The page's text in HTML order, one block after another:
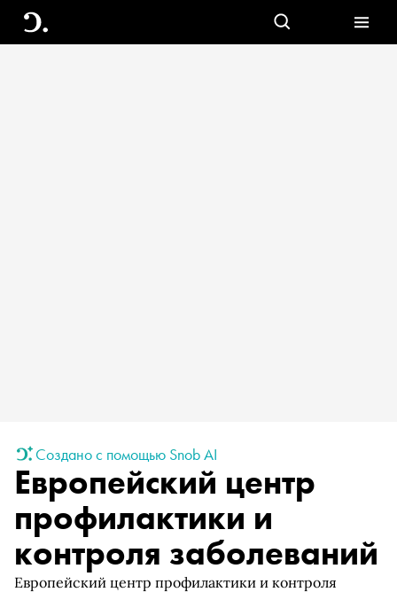
Создано с помощью Snob AI
Европейский центр
профилактики и
контроля заболеваний
Европейский центр профилактики и контроля